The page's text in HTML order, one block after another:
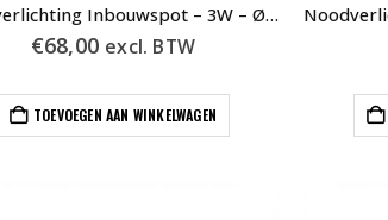
Noodverlichting Inbouwspot – 3W – Ø140mm – Wit – Auto Test
€68,00 excl. BTW
TOEVOEGEN AAN WINKELWAGEN